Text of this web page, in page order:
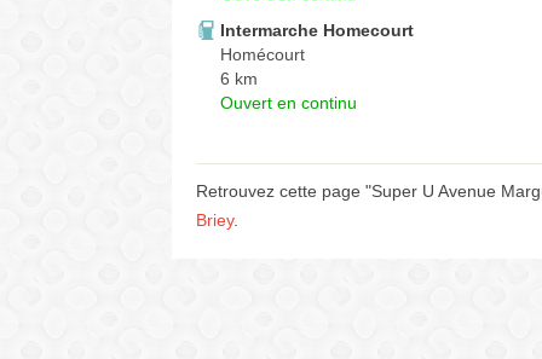
Intermarche Homecourt
Homécourt
6 km
Ouvert en continu
Retrouvez cette page "Super U Avenue
Briey.